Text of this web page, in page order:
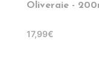
Oliveraie -
17,99€